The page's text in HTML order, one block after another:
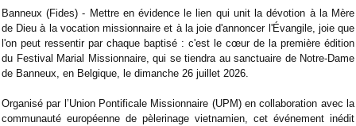
Banneux (Fides) - Mettre en évidence le lien qui unit la dévotion à la Mère
de Dieu à la vocation missionnaire et à la joie d'annoncer l'Évangile, joie que
l'on peut ressentir par chaque baptisé : c'est le cœur de la première édition
du Festival Marial Missionnaire, qui se tiendra au sanctuaire de Notre-Dame
de Banneux, en Belgique, le dimanche 26 juillet 2026.
Organisé par l’Union Pontificale Missionnaire (UPM) en collaboration avec la
communauté européenne de pèlerinage vietnamien, cet événement inédit